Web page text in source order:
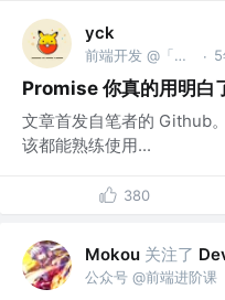
yck
前端开发 @「前端真好玩」公众号作者 ·
Promise 你真的用明白
文章首发自笔者的 Github
该都能熟练使用...
380
Mokou 关注了
公众号 @前端进阶课